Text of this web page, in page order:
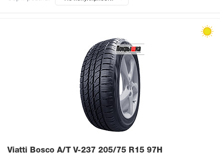
Viatti Bosco A/T V-237 205/75 R15 97H